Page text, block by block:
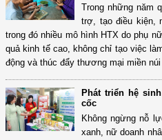
Trong những năm
trợ, tạo điều kiện,
trong đó nhiều mô hình HTX do phụ
quả kinh tế cao, không chỉ tạo việc
động và thúc đẩy thương mại miền
Phát triển hệ
cốc
Không ngừng nỗ
xanh, nữ doanh